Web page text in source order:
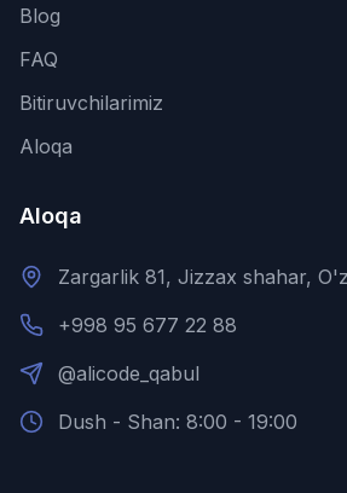
Blog
FAQ
Bitiruvchilarimiz
Aloqa
Aloqa
Zargarlik 81, Jizzax shahar,
+998 95 677 22 88
@alicode_qabul
Dush - Shan: 8:00 - 19:00